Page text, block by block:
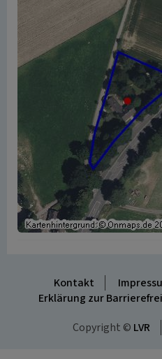
Kontakt
Erklärung zur
Copyright © LVR